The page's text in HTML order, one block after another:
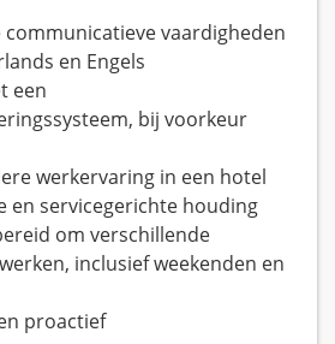
communicatieve vaardigheden
en Engels
een
bij voorkeur
werkervaring in een hotel
en servicegerichte houding
om verschillende
inclusief weekenden en
proactief